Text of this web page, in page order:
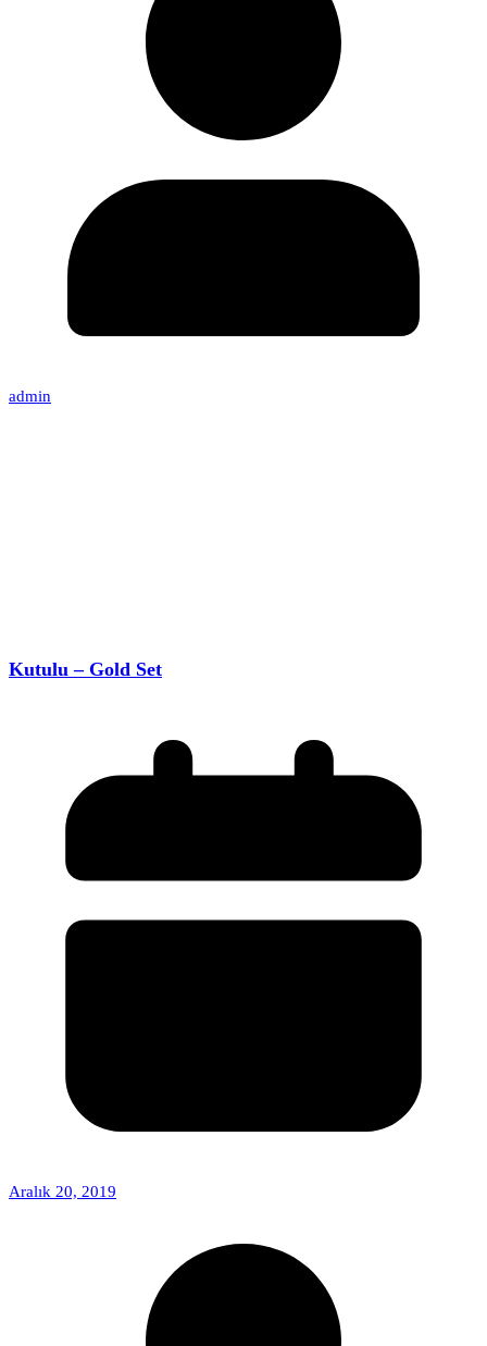
admin
Kutulu – Gold Set
Aralık 20, 2019